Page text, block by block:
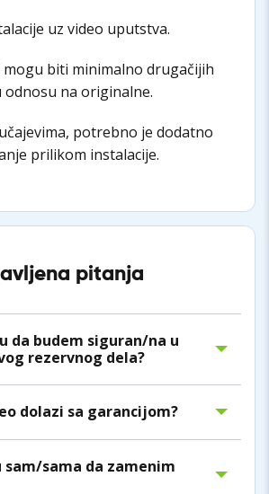
uz video uputstva.
mogu biti minimalno drugačijih
odnosu na originalne.
potrebno je dodatno
prilikom instalacije.
pitanja
da budem siguran/na u
rezervnog dela?
dolazi sa garancijom?
sam/sama da zamenim